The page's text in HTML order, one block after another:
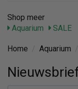
Shop meer
Aquarium
SALE
Home Aquarium